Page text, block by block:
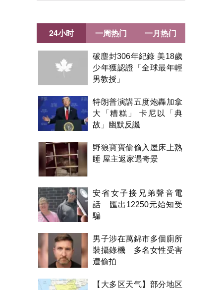
24小时
破塵封306年紀錄 美18歲
少年獲認證「全球最年輕
男教授」
特朗普演講五度炮轟加拿
大「糟糕」 卡尼以「典
故」幽默反譏
野狼寶寶偷偷入屋床上熟
睡 屋主返家遇奇景
安省女子接兄弟聲音電
話 匯出12250元始知受
騙
男子涉在萬錦市多個廁所
裝攝錄機 多名女性受害
遭偷拍
【大多区天气】部分地区
一周热门 一月热门